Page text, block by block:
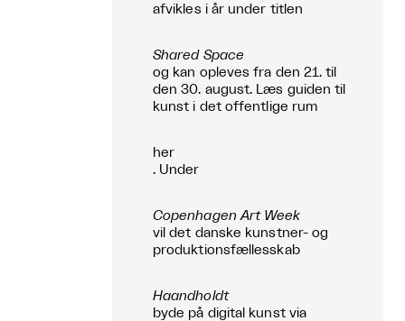
afvikles i år under titlen
Shared Space
og kan opleves fra den 21. til
den 30. august. Læs guiden til
kunst i det offentlige rum
her
. Under
Copenhagen Art Week
vil det danske kunstner- og
produktionsfællesskab
Haandholdt
byde på digital kunst via